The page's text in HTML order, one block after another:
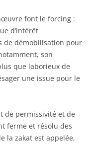
font le forcing :
d’intérêt
de démobilisation pour
son
que laborieux de
une issue pour le
de permissivité et de
ferme et résolu des
la zakat est appelée,